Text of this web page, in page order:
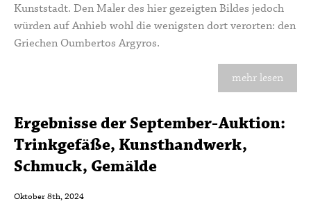
Kunststadt. Den Maler des hier gezeigten Bildes jedoch
würden auf Anhieb wohl die wenigsten dort verorten: den
Griechen Oumbertos Argyros.
mehr lesen
Ergebnisse der September-Auktion:
Trinkgefäße, Kunsthandwerk,
Schmuck, Gemälde
Oktober 8th, 2024